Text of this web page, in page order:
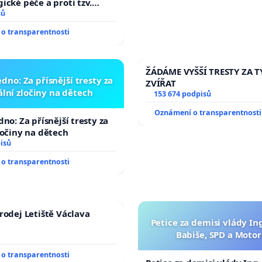
péče a proti tzv.
operačních výkonů
o transparentnosti
Za přísnější tresty za
zločiny na dětech
Za přísnější tresty za
na dětech
o transparentnosti
ŽÁDÁME VYŠŠÍ TRESTY ZA
ZVÍŘAT
153 674 podpisů
Oznámení o transparentnosti
Letiště Václava
o transparentnosti
Petice za demisi vlády
Babiše, SPD a